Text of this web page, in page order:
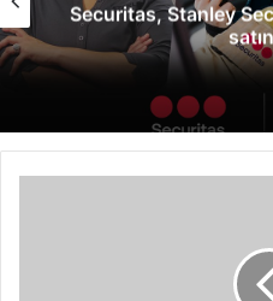
Securitas, Stanley